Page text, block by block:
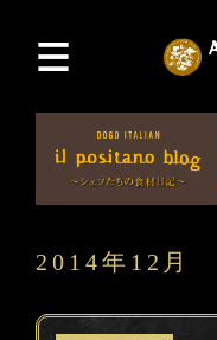
2014年12月